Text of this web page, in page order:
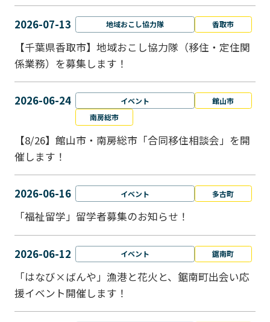
2026-07-13 地域おこし協力隊 香取市
【千葉県香取市】地域おこし協力隊（移住・定住関
係業務）を募集します！
2026-06-24 イベント
館山市
南房総市
【8/26】館山市・南房総市「合同移住相談会」を開
催します！
2026-06-16 イベント 多古町
「福祉留学」留学者募集のお知らせ！
2026-06-12 イベント 鋸南町
「はなび×ばんや」漁港と花火と、鋸南町出会い応
援イベント開催します！